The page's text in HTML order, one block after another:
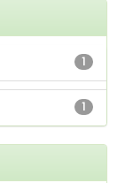
1
1